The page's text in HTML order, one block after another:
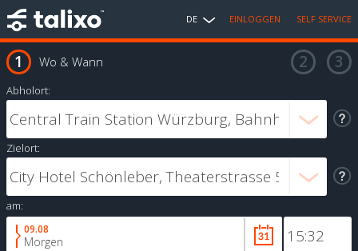
DE EINLOGGEN SELF SERVICE
Wo & Wann
Abholort:
Zielort:
am:
09.08
Morgen